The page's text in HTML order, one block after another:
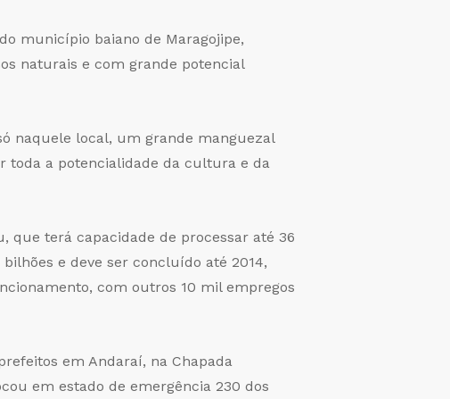
município baiano de Maragojipe,
naturais e com grande potencial
naquele local, um grande manguezal
toda a potencialidade da cultura e da
que terá capacidade de processar até 36
e deve ser concluído até 2014,
com outros 10 mil empregos
em Andaraí, na Chapada
em estado de emergência 230 dos